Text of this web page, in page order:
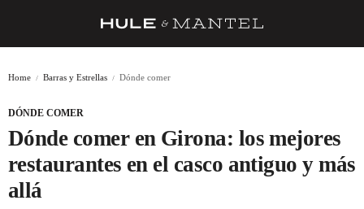
BARRAS Y ESTRELLAS
DÓNDE COMER
Home Barras y Estrellas Dónde comer
DÓNDE COMER
Dónde comer en Girona: los mejores
restaurantes en el casco antiguo y más
allá